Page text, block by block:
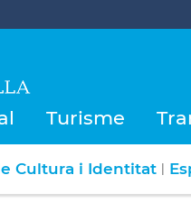
Turisme
Cultura i Identitat |